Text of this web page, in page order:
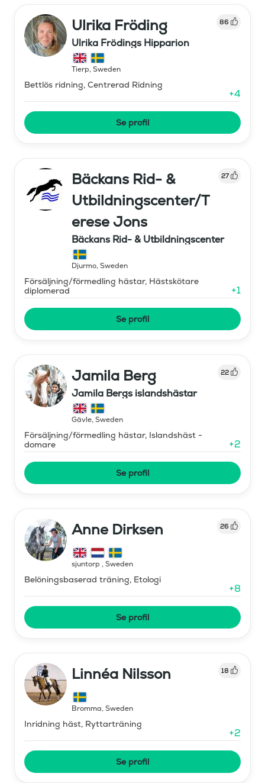
Ulrika Fröding 86
Ulrika Frödings Hipparion
Tierp, Sweden
Bettlös ridning, Centrerad Ridning
+4
Se profil
Bäckans Rid- &
Utbildningscenter/T
erese Jons
27
Bäckans Rid- & Utbildningscenter
Djurmo, Sweden
Försäljning/förmedling hästar, Hästskötare
diplomerad
+1
Se profil
Jamila Berg 22
Jamila Bergs islandshästar
Gävle, Sweden
Försäljning/förmedling hästar, Islandshäst -
domare
+2
Se profil
Anne Dirksen 26
sjuntorp , Sweden
Belöningsbaserad träning, Etologi
+8
Se profil
Linnéa Nilsson 18
Bromma, Sweden
Inridning häst, Ryttarträning
+2
Se profil